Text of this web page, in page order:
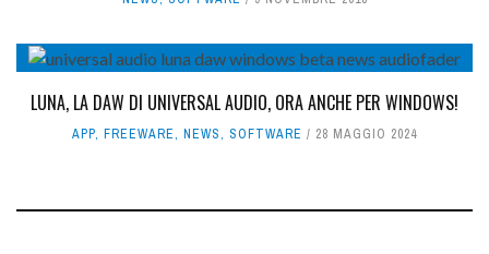
LUNA, LA DAW DI UNIVERSAL AUDIO, ORA ANCHE PER WINDOWS!
APP, FREEWARE, NEWS, SOFTWARE 28 MAGGIO 2024